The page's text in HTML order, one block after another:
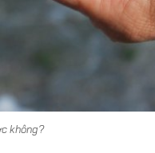
không?